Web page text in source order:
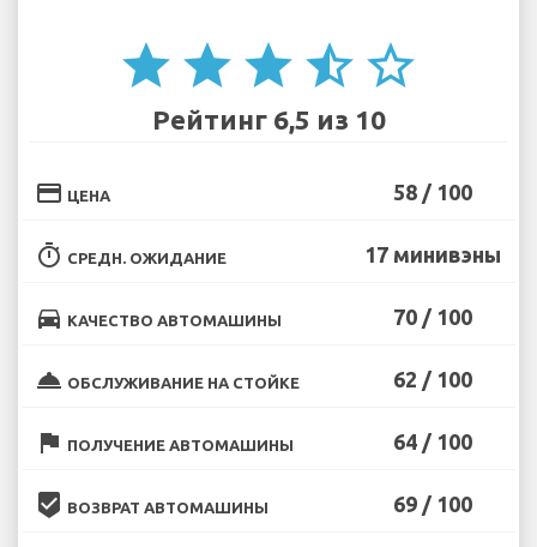
star star star star_half star_border
Рейтинг 6,5 из 10
credit_card ЦЕНА 58 / 100
timer СРЕДН. ОЖИДАНИЕ 17 минивэны
directions_car КАЧЕСТВО АВТОМАШИНЫ 70 / 100
room_service ОБСЛУЖИВАНИЕ НА СТОЙКЕ 62 / 100
flag ПОЛУЧЕНИЕ АВТОМАШИНЫ 64 / 100
beenhere ВОЗВРАТ АВТОМАШИНЫ 69 / 100